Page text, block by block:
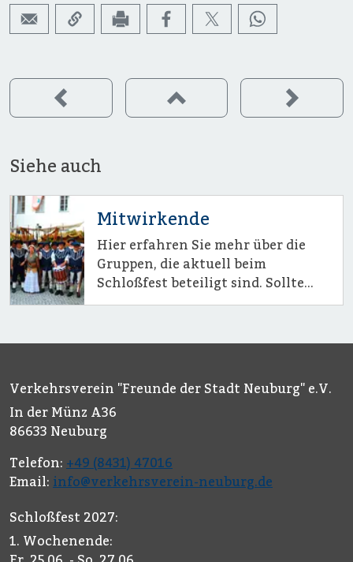
Siehe auch
Mitwirkende
Hier erfahren Sie mehr über die
Gruppen, die aktuell beim
Schloßfest beteiligt sind. Sollte
Ihre Gruppe noch nicht
sich über das Organisationsbüro.
unterstützen.
Verkehrsverein "Freunde der Stadt Neuburg" e.V.
In der Münz A36
86633 Neuburg
Telefon: +49 (8431) 47016
Email: info@verkehrsverein-neuburg.de
Schloßfest 2027:
1. Wochenende: